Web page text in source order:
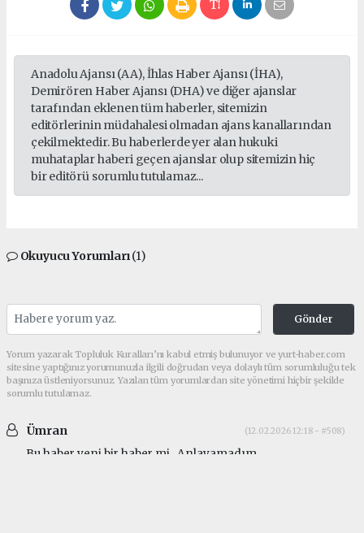
Anadolu Ajansı (AA), İhlas Haber Ajansı (İHA),
Demirören Haber Ajansı (DHA) ve diğer ajanslar
tarafından eklenen tüm haberler, sitemizin
editörlerinin müdahalesi olmadan ajans kanallarından
çekilmektedir. Bu haberlerde yer alan hukuki
muhataplar haberi geçen ajanslar olup sitemizin hiç
bir editörü sorumlu tutulamaz...
Okuyucu Yorumları(1)
Gönder
Yorum yazarak Topluluk Kuralları’nı kabul etmiş bulunuyor ve yurt-haber.com
sitesine yaptığınız yorumunuzla ilgili doğrudan veya dolaylı tüm sorumluluğu tek
başınıza üstleniyorsunuz. Yazılan tüm yorumlardan site yönetimi hiçbir şekilde
sorumlu tutulamaz.
Ümran (12.02.2026 12:18 - #508)
Bu haber yeni bir haber mi.. Anlayamadım..